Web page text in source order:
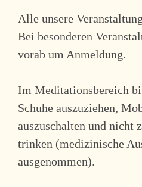
Alle unsere
Bei besonderen
vorab um Anmeldung.
Im Meditationsbereich
Schuhe auszuziehen,
auszuschalten und nicht
trinken (medizinische
ausgenommen).